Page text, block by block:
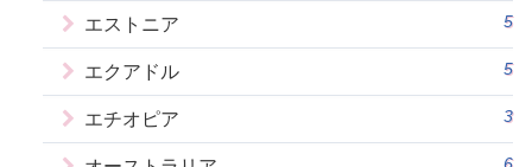
エストニア 5
エクアドル 5
エチオピア 3